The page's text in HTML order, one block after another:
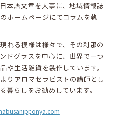
本語文章を大事に、地域情報誌
ホームページにてコラムを執
れる模様は様々で、その刹那の
ドグラスを中心に、世界で一つ
や生活雑貨を製作しています。
りアロマセラピストの講師とし
暮らしをお勧めしています。